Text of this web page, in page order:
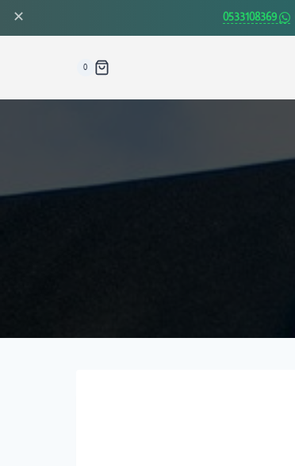
0533108369
✕
0